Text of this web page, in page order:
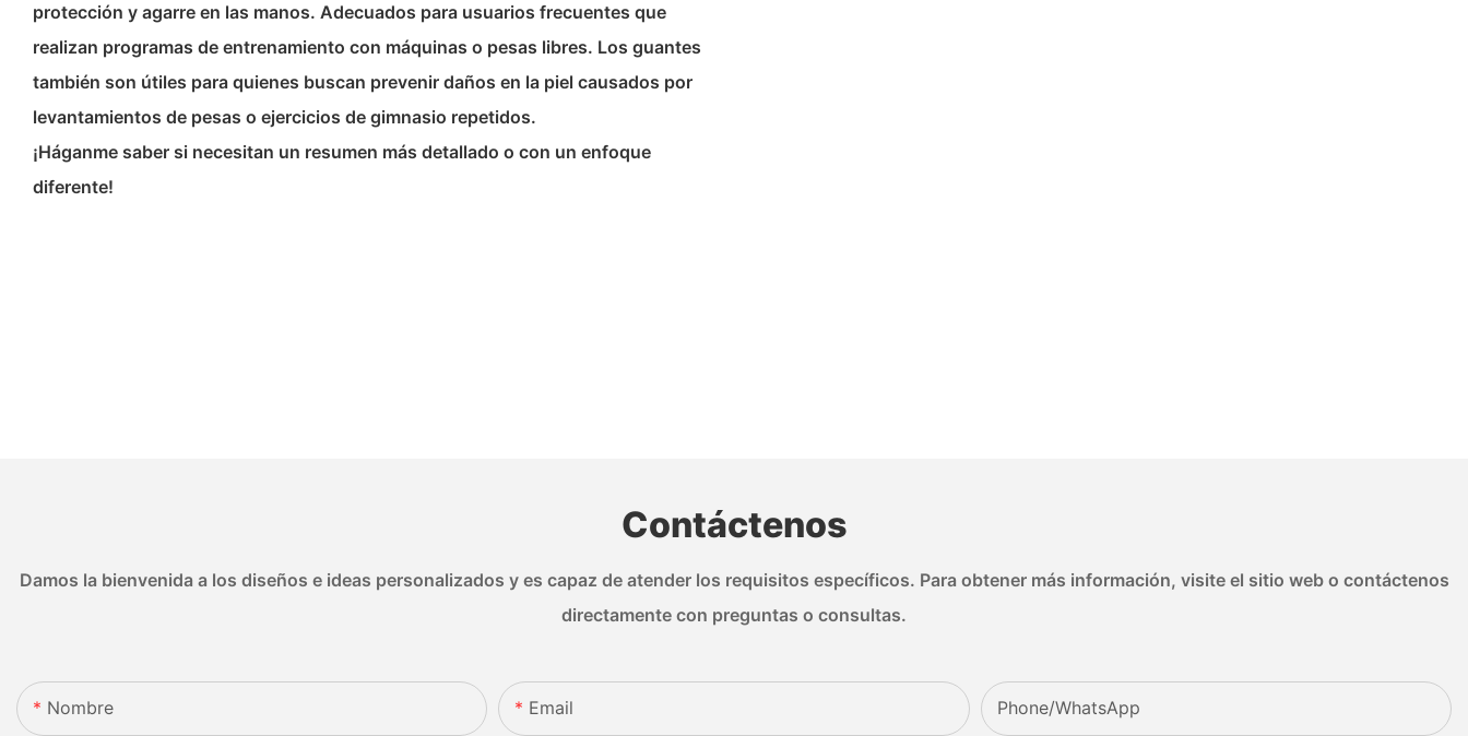
protección y agarre en las manos. Adecuados para usuarios frecuentes que
realizan programas de entrenamiento con máquinas o pesas libres. Los guantes
también son útiles para quienes buscan prevenir daños en la piel causados ​​por
levantamientos de pesas o ejercicios de gimnasio repetidos.
¡Háganme saber si necesitan un resumen más detallado o con un enfoque
diferente!
Contáctenos
Damos la bienvenida a los diseños e ideas personalizados y es capaz de atender los requisitos específicos. Para obtener más información, visite el sitio web o contáctenos
directamente con preguntas o consultas.
Nombre Email Phone/whatsApp